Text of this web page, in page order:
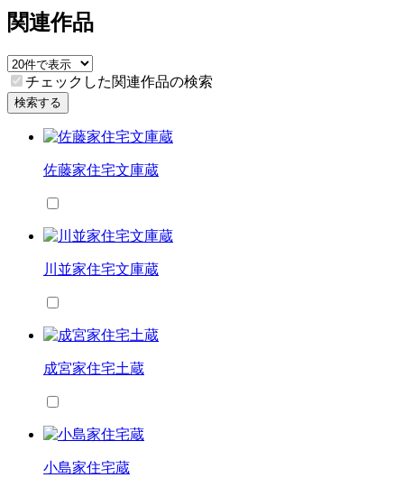
関連作品
チェックした関連作品の検索
検索する
佐藤家住宅文庫蔵
川並家住宅文庫蔵
成宮家住宅土蔵
小島家住宅蔵